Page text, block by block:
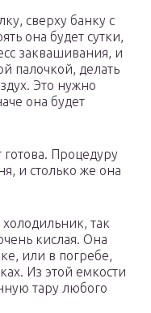
сверху банку с
она будет сутки,
заквашивания, и
палочкой, делать
Это нужно
она будет
готова. Процедуру
и столько же она
холодильник, так
кислая. Она
или в погребе,
Из этой емкости
тару любого